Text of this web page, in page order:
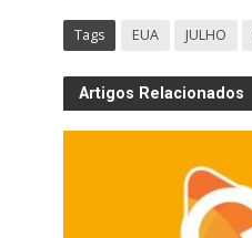
Tags EUA JULHO
Artigos Relacionados